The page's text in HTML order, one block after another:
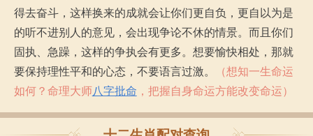
得去奋斗，这样换来的成就会让你们更自负，更自以为是
的听不进别人的意见，会出现争论不休的情景。而且你们
固执、急躁，这样的争执会有更多。想要愉快相处，那就
要保持理性平和的心态，不要语言过激。
（想知一生命运
如何？命理大师八字批命 ，把握自身命运方能改变命运）